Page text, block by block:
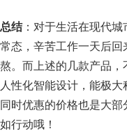
总结：对于生活在现代城
常态，辛苦工作一天后
熬。而上述的几款产品，
人性化智能设计，能极大
同时优惠的价格也是大
如行动哦！